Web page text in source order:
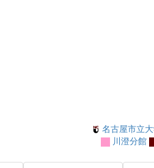
名古屋市立
川澄分館